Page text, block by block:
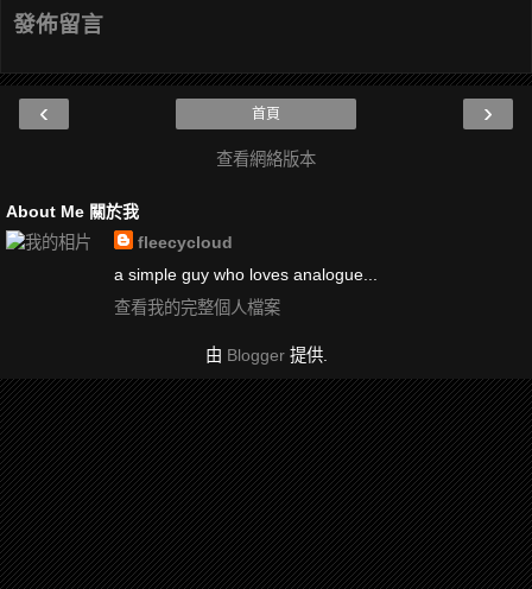
發佈留言
‹ ›
首頁
查看網絡版本
About Me 關於我
fleecycloud
a simple guy who loves analogue...
查看我的完整個人檔案
由 Blogger提供.